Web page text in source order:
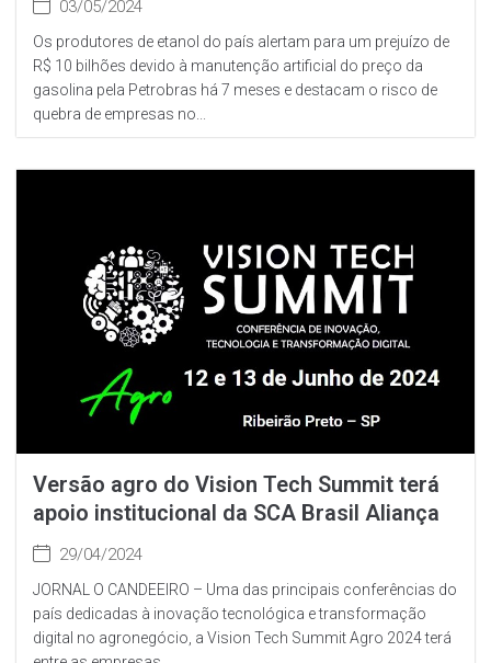
03/05/2024
Os produtores de etanol do país alertam para um prejuízo de
R$ 10 bilhões devido à manutenção artificial do preço da
gasolina pela Petrobras há 7 meses e destacam o risco de
quebra de empresas no...
Versão agro do Vision Tech Summit terá
apoio institucional da SCA Brasil Aliança
29/04/2024
JORNAL O CANDEEIRO – Uma das principais conferências do
país dedicadas à inovação tecnológica e transformação
digital no agronegócio, a Vision Tech Summit Agro 2024 terá